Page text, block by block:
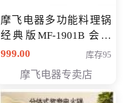
摩飞电器多功能料理锅
经典版MF-1901B 会员
专享价399元
999.00 库存95
摩飞电器专卖店